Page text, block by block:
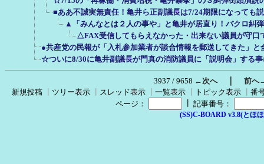
■ああ不誠実無責任！亀井ら正副議長は7/24期限になっても
▲「みんなとは２人の事や」と亀井が居直り！バクロ糾
△FAX受信してもらえなかった・出来ない議員が守口
●共産党の民報が「入札参加業者が談合情報を郵送してきた」と
☆ついに8/30に亀井副議長が門真の消防議員に「説明会」する
3937 / 9658 ←次へ｜ 前へ
新規投稿
ツリー表示 スレッド表示 一覧表示 トピック表示
番
ページ：
記事番号：
(SS)C-BOARD v3.8(とほ